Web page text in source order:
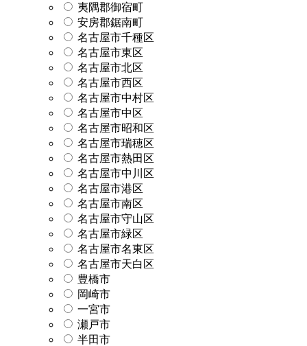
夷隅郡御宿町
安房郡鋸南町
名古屋市千種区
名古屋市東区
名古屋市北区
名古屋市西区
名古屋市中村区
名古屋市中区
名古屋市昭和区
名古屋市瑞穂区
名古屋市熱田区
名古屋市中川区
名古屋市港区
名古屋市南区
名古屋市守山区
名古屋市緑区
名古屋市名東区
名古屋市天白区
豊橋市
岡崎市
一宮市
瀬戸市
半田市